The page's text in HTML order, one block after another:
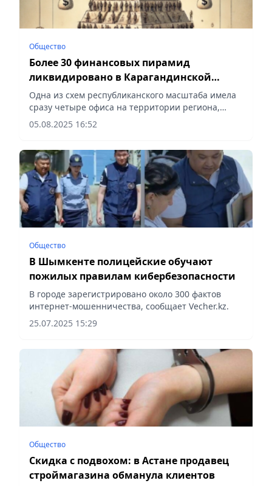
Общество
Более 30 финансовых пирамид
ликвидировано в Карагандинской
области
Одна из схем республиканского масштаба имела
сразу четыре офиса на территории региона,
сообщает Vecher.kz.
05.08.2025 16:52
Общество
В Шымкенте полицейские обучают
пожилых правилам кибербезопасности
В городе зарегистрировано около 300 фактов
интернет-мошенничества, сообщает Vecher.kz.
25.07.2025 15:29
Общество
Скидка с подвохом: в Астане продавец
строймагазина обманула клиентов